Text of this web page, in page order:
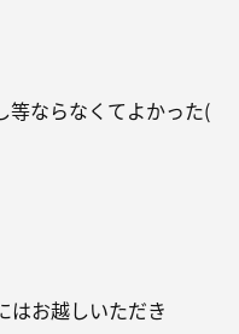
等ならなくてよかった(
はお越しいただき